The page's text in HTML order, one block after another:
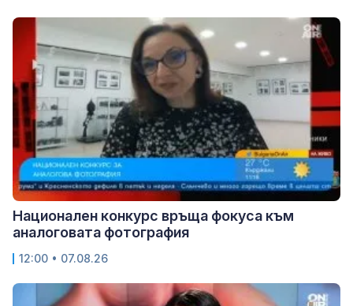
Национален конкурс връща фокуса към
аналоговата фотография
12:00 • 07.08.26